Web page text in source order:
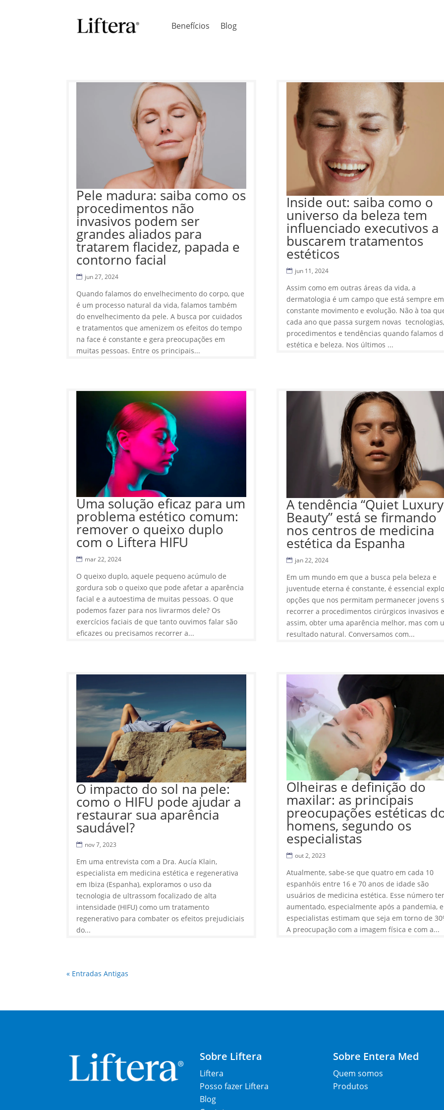
Benefícios Blog
Pele madura: saiba como os
procedimentos não
invasivos podem ser
grandes aliados para
tratarem flacidez, papada e
contorno facial
jun 27, 2024
Quando falamos do envelhecimento do corpo, que
é um processo natural da vida, falamos também
do envelhecimento da pele. A busca por cuidados
e tratamentos que amenizem os efeitos do tempo
na face é constante e gera preocupações em
muitas pessoas. Entre os principais...
Inside out: saiba como o
universo da beleza tem
influenciado executivos a
buscarem tratamentos
estéticos
jun 11, 2024
Assim como em outras áreas da vida, a
dermatologia é um campo que está sempre
constante movimento e evolução. Não à toa
cada ano que passa surgem novas tecnologias,
procedimentos e tendências quando falamos
estética e beleza. Nos últimos ...
Uma solução eficaz para um
problema estético comum:
remover o queixo duplo
com o Liftera HIFU
mar 22, 2024
O queixo duplo, aquele pequeno acúmulo de
gordura sob o queixo que pode afetar a aparência
facial e a autoestima de muitas pessoas. O que
podemos fazer para nos livrarmos dele? Os
exercícios faciais de que tanto ouvimos falar são
eficazes ou precisamos recorrer a...
A tendência “Quiet Luxury
Beauty” está se firmando
nos centros de medicina
estética da Espanha
jan 22, 2024
Em um mundo em que a busca pela beleza e
juventude eterna é constante, é essencial
opções que nos permitam permanecer jovens
recorrer a procedimentos cirúrgicos invasivos
assim, obter uma aparência melhor, mas com
resultado natural. Conversamos com...
O impacto do sol na pele:
como o HIFU pode ajudar a
restaurar sua aparência
saudável?
nov 7, 2023
Em uma entrevista com a Dra. Aucía Klain,
especialista em medicina estética e regenerativa
em Ibiza (Espanha), exploramos o uso da
tecnologia de ultrassom focalizado de alta
intensidade (HIFU) como um tratamento
regenerativo para combater os efeitos prejudiciais
do...
Olheiras e definição do
maxilar: as principais
preocupações estéticas
homens, segundo os
especialistas
out 2, 2023
Atualmente, sabe-se que quatro em cada 10
espanhóis entre 16 e 70 anos de idade são
usuários de medicina estética. Esse número
aumentado, especialmente após a pandemia,
especialistas estimam que seja em torno de
A preocupação com a imagem física e com a...
« Entradas Antigas
Sobre Liftera
Liftera
Posso fazer Liftera
Blog
Sobre Entera Med
Quem somos
Produtos